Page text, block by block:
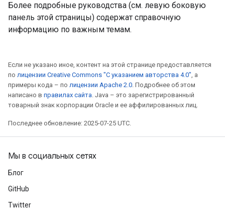
Более подробные руководства (см. левую боковую
панель этой страницы) содержат справочную
информацию по важным темам.
Если не указано иное, контент на этой странице предоставляется
по лицензии Creative Commons "С указанием авторства 4.0", а
примеры кода – по лицензии Apache 2.0. Подробнее об этом
написано в правилах сайта. Java – это зарегистрированный
товарный знак корпорации Oracle и ее аффилированных лиц.
Последнее обновление: 2025-07-25 UTC.
Мы в социальных сетях
Блог
GitHub
Twitter